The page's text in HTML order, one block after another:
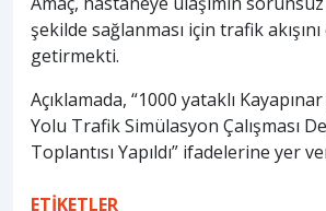
şekilde sağlanması için trafik
getirmekti.
Açıklamada, “1000 yataklı
Yolu Trafik Simülasyon Çalışması
Toplantısı Yapıldı” ifadelerine yer
ETİKETLER